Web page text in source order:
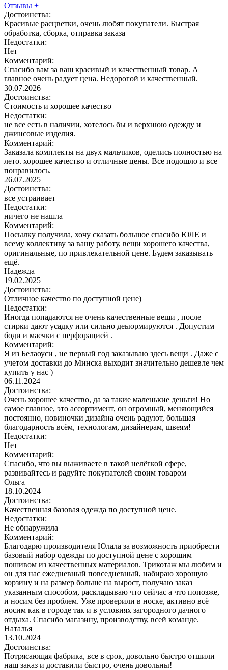
Отзывы +
Достоинства:
Красивые расцветки, очень любят покупатели. Быстрая
обработка, сборка, отправка заказа
Недостатки:
Нет
Комментарий:
Спасибо вам за ваш красивый и качественный товар. А
главное очень радует цена. Недорогой и качественный.
30.07.2026
Достоинства:
Стоимость и хорошее качество
Недостатки:
не все есть в наличии, хотелось бы и верхнюю одежду и
джинсовые изделия.
Комментарий:
Заказала комплекты на двух мальчиков, оделись полностью на
лето. хорошее качество и отличные цены. Все подошло и все
понравилось.
26.07.2025
Достоинства:
все устраивает
Недостатки:
ничего не нашла
Комментарий:
Посылку получила, хочу сказать большое спасибо ЮЛЕ и
всему коллективу за вашу работу, вещи хорошего качества,
оригинальные, по привлекательной цене. Будем заказывать
ещё.
Надежда
19.02.2025
Достоинства:
Отличное качество по доступной цене)
Недостатки:
Иногда попадаются не очень качественные вещи , после
стирки дают усадку или сильно деыормируются . Допустим
боди и маечки с перфорацией .
Комментарий:
Я из Белаоуси , не первый год заказываю здесь вещи . Даже с
учетом доставки до Минска выходит значительно дешевле чем
купить у нас )
06.11.2024
Достоинства:
Очень хорошее качество, да за такие маленькие деньги! Но
самое главное, это ассортимент, он огромный, меняющийся
постоянно, новиночки дизайна очень радуют, большая
благодарность всём, технологам, дизайнерам, швеям!
Недостатки:
Нет
Комментарий:
Спасибо, что вы выживаете в такой нелёгкой сфере,
развивайтесь и радуйте покупателей своим товаром
Ольга
18.10.2024
Достоинства:
Качественная базовая одежда по доступной цене.
Недостатки:
Не обнаружила
Комментарий:
Благодарю производителя Юлала за возможность приобрести
базовый набор одежды по доступной цене с хорошим
пошивом из качественных материалов. Трикотаж мы любим и
он для нас ежедневный повседневный, набираю хорошую
корзину и на размер больше на вырост, получаю заказ
указанным способом, раскладываю что сейчас а что попозже,
и носим без проблем. Уже проверили в носке, активно всё
носим как в городе так и в условиях загородного дачного
отдыха. Спасибо магазину, производству, всей команде.
Наталья
13.10.2024
Достоинства:
Потрясающая фабрика, все в срок, довольно быстро отшили
наш заказ и доставили быстро, очень довольны!